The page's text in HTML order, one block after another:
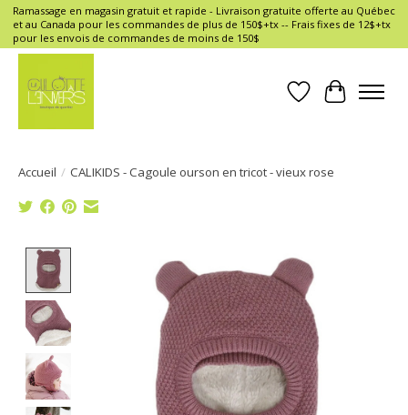
Ramassage en magasin gratuit et rapide - Livraison gratuite offerte au Québec
et au Canada pour les commandes de plus de 150$+tx -- Frais fixes de 12$+tx
pour les envois de commandes de moins de 150$
Liste dePanier
Accueil / CALIKIDS - Cagoule ourson en tricot - vieux rose
Product image slideshow Items